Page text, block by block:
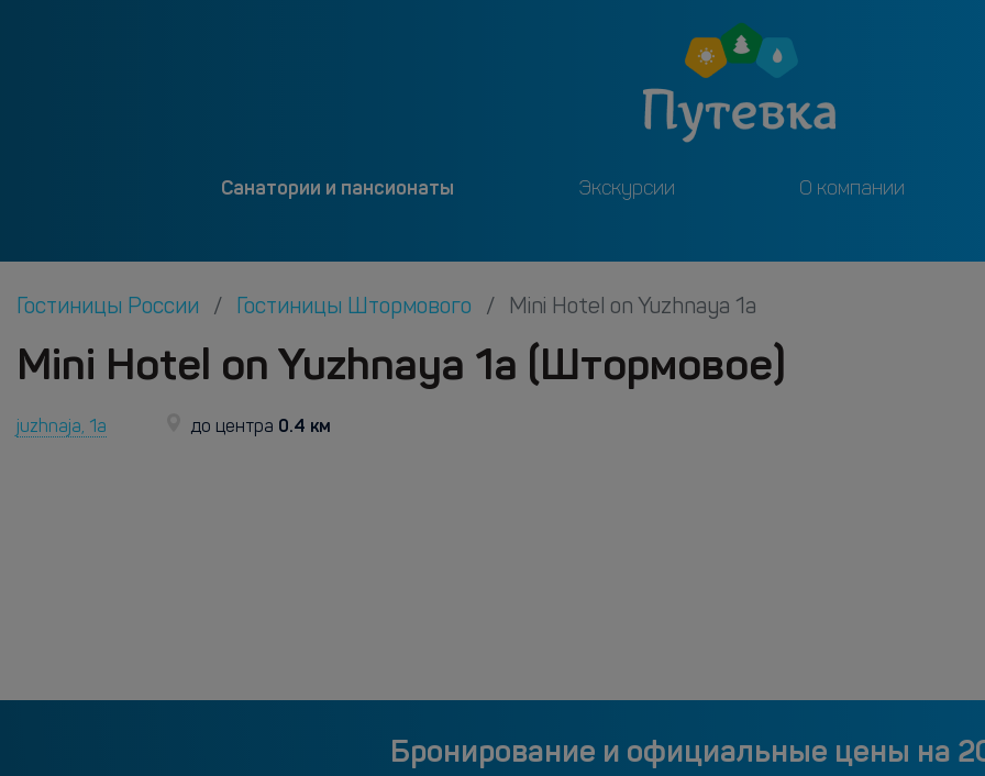
Санатории и пансионаты Экскурсии О компании
Гостиницы России Гостиницы Штормового Mini Hotel on Yuzhnaya 1a
Mini Hotel on Yuzhnaya 1a (Штормовое)
juzhnaja, 1a до центра 0.4 км
Бронирование и официальные цены на